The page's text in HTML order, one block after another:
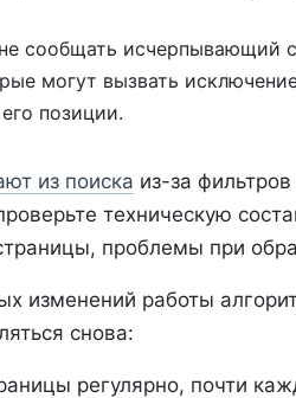
сообщать исчерпывающий
могут вызвать
позиции.
из поиска из-за
техническую
проблемы при
изменений работы
снова:
регулярно, почти